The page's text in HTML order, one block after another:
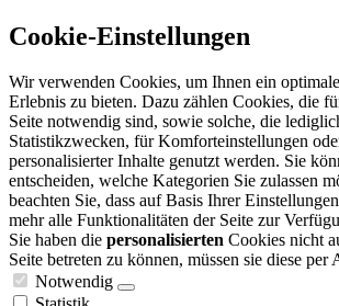
Cookie-Einstellungen
Wir verwenden Cookies, um Ihnen ein
Erlebnis zu bieten. Dazu zählen Cookies, die
Seite notwendig sind, sowie solche, die
Statistikzwecken, für Komforteinstellungen
personalisierter Inhalte genutzt werden. Sie
entscheiden, welche Kategorien Sie zulassen
beachten Sie, dass auf Basis Ihrer
mehr alle Funktionalitäten der Seite zur
Sie haben die personalisierten Cookies nicht
Seite betreten zu können, müssen sie diese per
Notwendig